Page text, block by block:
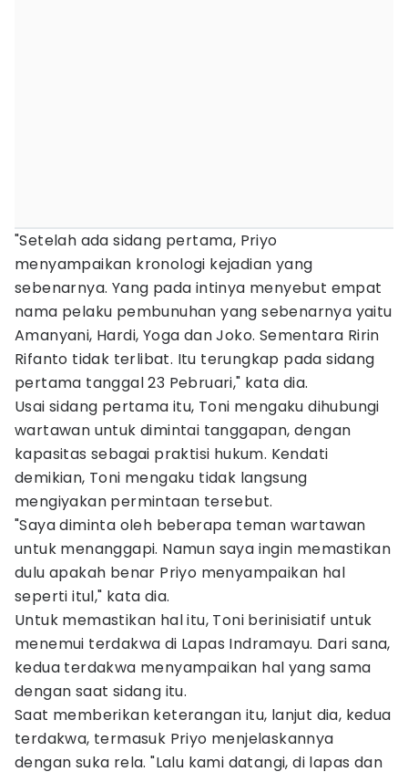
"Setelah ada sidang pertama, Priyo
menyampaikan kronologi kejadian yang
sebenarnya. Yang pada intinya menyebut empat
nama pelaku pembunuhan yang sebenarnya yaitu
Amanyani, Hardi, Yoga dan Joko. Sementara Ririn
Rifanto tidak terlibat. Itu terungkap pada sidang
pertama tanggal 23 Pebruari," kata dia.
Usai sidang pertama itu, Toni mengaku dihubungi
wartawan untuk dimintai tanggapan, dengan
kapasitas sebagai praktisi hukum. Kendati
demikian, Toni mengaku tidak langsung
mengiyakan permintaan tersebut.
"Saya diminta oleh beberapa teman wartawan
untuk menanggapi. Namun saya ingin memastikan
dulu apakah benar Priyo menyampaikan hal
seperti itul," kata dia.
Untuk memastikan hal itu, Toni berinisiatif untuk
menemui terdakwa di Lapas Indramayu. Dari sana,
kedua terdakwa menyampaikan hal yang sama
dengan saat sidang itu.
Saat memberikan keterangan itu, lanjut dia, kedua
terdakwa, termasuk Priyo menjelaskannya
dengan suka rela. "Lalu kami datangi, di lapas dan